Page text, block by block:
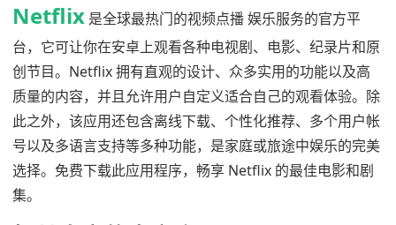
Netflix是全球最热门的视频点播 娱乐服务的官方平
台，它可让你在安卓上观看各种电视剧、电影、纪录片和原
创节目。Netflix 拥有直观的设计、众多实用的功能以及高
质量的内容，并且允许用户自定义适合自己的观看体验。除
此之外，该应用还包含离线下载、个性化推荐、多个用户帐
号以及多语言支持等多种功能，是家庭或旅途中娱乐的完美
选择。免费下载此应用程序，畅享 Netflix 的最佳电影和剧
集。